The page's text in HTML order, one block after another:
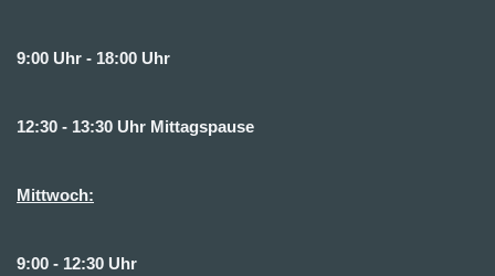
9:00 Uhr - 18:00 Uhr
12:30 - 13:30 Uhr Mittagspause
Mittwoch:
9:00 - 12:30 Uhr